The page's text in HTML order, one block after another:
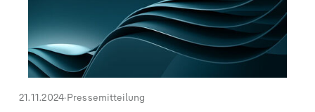
21.11.2024 Pressemitteilung